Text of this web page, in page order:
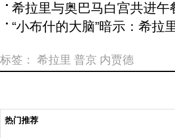
希拉里与奥巴马白宫共进
“小布什的大脑”暗示：希拉
标签： 希拉里 普京 内贾德
热门推荐